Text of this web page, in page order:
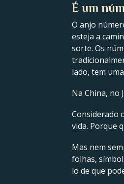
É um
O anjo
esteja a
sorte. Os
lado, tem
Na China, no
Considerado
vida. Porque
Mas nem
folhas,
lo de que